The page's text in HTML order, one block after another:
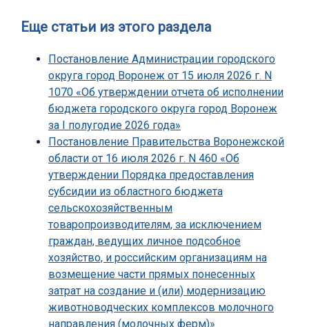
Еще статьи из этого раздела
Постановление Администрации городского
округа город Воронеж от 15 июля 2026 г. N
1070 «Об утверждении отчета об исполнении
бюджета городского округа город Воронеж
за I полугодие 2026 года»
Постановление Правительства Воронежской
области от 16 июля 2026 г. N 460 «Об
утверждении Порядка предоставления
субсидии из областного бюджета
сельскохозяйственным
товаропроизводителям, за исключением
граждан, ведущих личное подсобное
хозяйство, и российским организациям на
возмещение части прямых понесенных
затрат на создание и (или) модернизацию
животноводческих комплексов молочного
направления (молочных ферм)»